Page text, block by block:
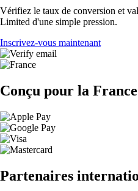
Vérifiez le taux de conversion et
Limited d'une simple pression.
Inscrivez-vous maintenant
Conçu pour la France
Partenaires